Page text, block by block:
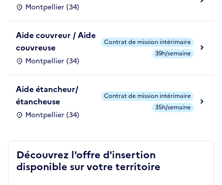
Montpellier (34)
Aide couvreur / Aide
couvreuse
Montpellier (34)
Contrat de mission intérimaire
39h/semaine
Aide étancheur/
étancheuse
Montpellier (34)
Contrat de mission intérimaire
35h/semaine
Découvrez l'offre d'insertion
disponible sur votre territoire